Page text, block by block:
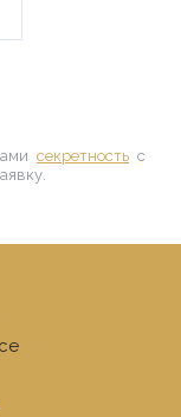
секретность с